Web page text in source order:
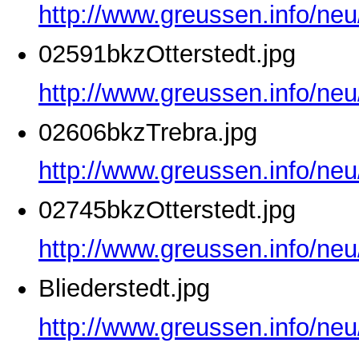
http://www.greussen.info/
02591bkzOtterstedt.jpg
http://www.greussen.info/
02606bkzTrebra.jpg
http://www.greussen.info/
02745bkzOtterstedt.jpg
http://www.greussen.info/
Bliederstedt.jpg
http://www.greussen.info/